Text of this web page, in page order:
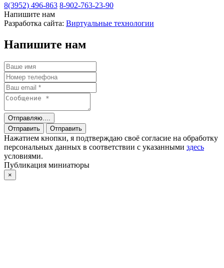
8(3952) 496-863 8-902-763-23-90
Напишите нам
Разработка сайта: Виртуальные технологии
Напишите нам
Отправляю....
Отправить
Отправить
Нажатием кнопки, я подтверждаю своё согласие на обработку
персональных данных в соответствии с указанными здесь
условиями.
Публикация миниатюры
×